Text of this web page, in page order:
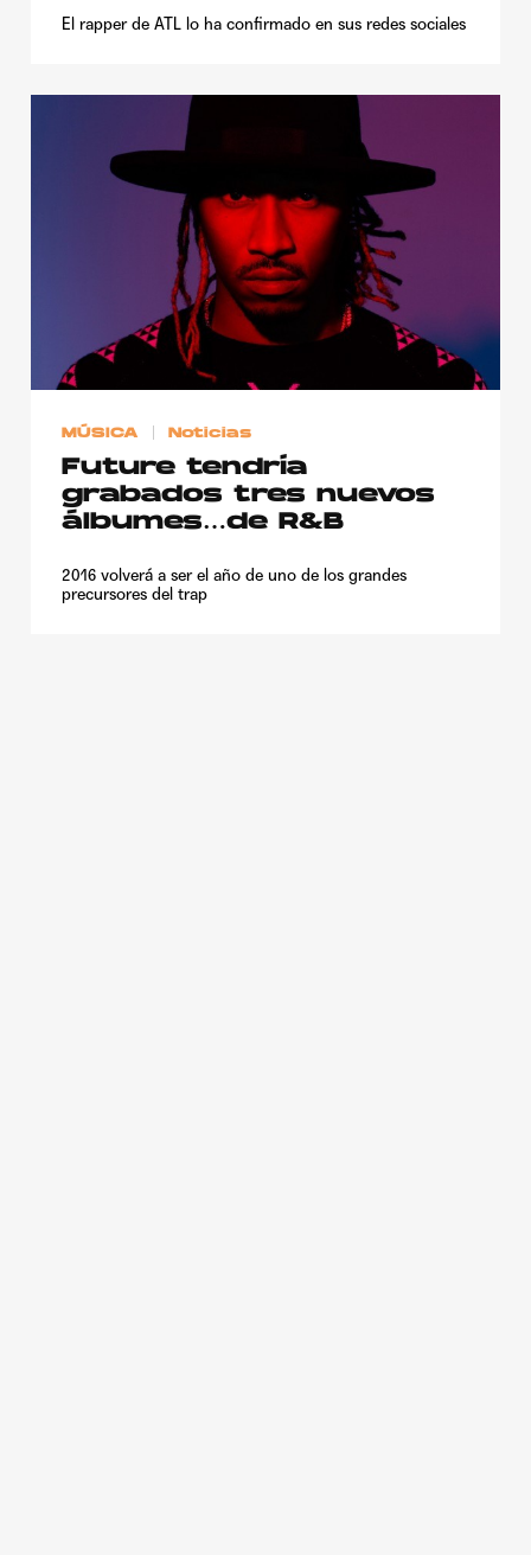
El rapper de ATL lo ha confirmado en sus redes sociales
MÚSICA Noticias
Future tendría
grabados tres nuevos
álbumes…de R&B
2016 volverá a ser el año de uno de los grandes
precursores del trap